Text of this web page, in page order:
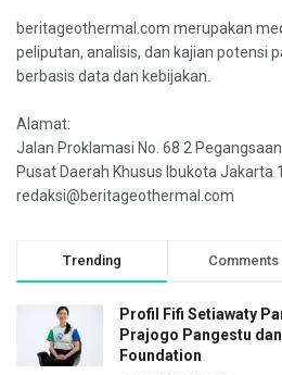
beritageothermal.com merupakan
peliputan, analisis, dan kajian potensi
berbasis data dan kebijakan.
Alamat:
Jalan Proklamasi No. 68 2
Pusat Daerah Khusus Ibukota Jakarta
redaksi@beritageothermal.com
Trending Comments
Profil Fifi Setiawaty
Prajogo Pangestu
Foundation